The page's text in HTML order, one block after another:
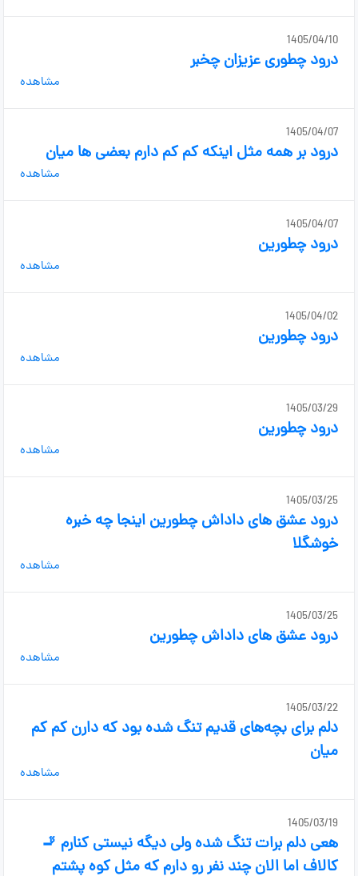
1405/04/10
درود چطوری عزیزان چخبر
مشاهده
1405/04/07
درود بر همه مثل اینکه کم کم دارم بعضی ها میان
مشاهده
1405/04/07
درود چطورین
مشاهده
1405/04/02
درود چطورین
مشاهده
1405/03/29
درود چطورین
مشاهده
1405/03/25
درود عشق های داداش چطورین اینجا چه خبره
خوشگلا
مشاهده
1405/03/25
درود عشق های داداش چطورین
مشاهده
1405/03/22
دلم برای بچه‌های قدیم تنگ شده بود که دارن کم کم
میان
مشاهده
1405/03/19
هعی دلم برات تنگ شده ولی دیگه نیستی کنارم 🚬
کالاف اما الان چند نفر رو دارم که مثل کوه پشتم